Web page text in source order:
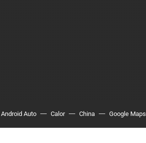
Android Auto Calor China Google Maps